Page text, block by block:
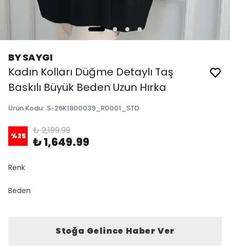
BY SAYGI
Kadın Kolları Düğme Detaylı Taş
Baskılı Büyük Beden Uzun Hırka
Ürün Kodu: S-26K1800039_R0001_STD
%25 ₺ 2,199.99
₺ 1,649.99
Renk
Beden
Stoğa Gelince Haber Ver